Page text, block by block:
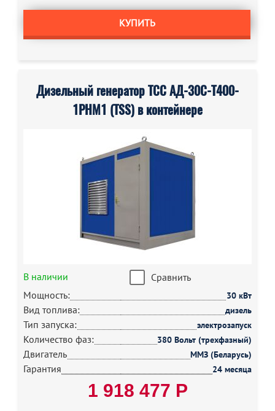
КУПИТЬ
Дизельный генератор ТСС АД-30С-Т400-
1РНМ1 (TSS) в контейнере
В наличии
Сравнить
Мощность:
30 кВт
Вид топлива: дизель
Тип запуска: электрозапуск
Количество фаз: 380 Вольт (трехфазный)
Двигатель ММЗ (Беларусь)
Гарантия 24 месяца
1 918 477 Р